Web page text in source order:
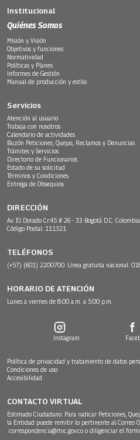
Institucional
Quiénes Somos
Misión y Visión
Objetivos y funciones
Normatividad
Políticas y Planes
Informes de Gestión
Manual de producción y estilo
Servicios
Atención al usuario
Trabaja con nosotros
Calendario de actividades
Buzón Peticiones, Quejas, Reclamos y Denuncias
Trámites y Servicios
Directorio de Funcionarios
Estado de su solicitud
Términos y Condiciones
Entrega de Obsequios
DIRECCIÓN
Av. El Dorado Cr.45 # 26 - 33 Bogotá D.C. Colombia.
Código Postal: 111321
TELÉFONOS
(+57) (601) 2200700. Línea gratuita nacional:
HORARIO DE ATENCIÓN
Lunes a viernes de 8:00 a.m. a 5:00 p.m.
Instagram
Política de privacidad y tratamiento de datos
Condiciones de uso
Accesibilidad
CONTACTO VIRTUAL
Estimado Ciudadano: Para radicar Peticiones,
la Entidad puede remitir lo pertinente al Correo
correspondencia@rtvc.gov.co o diligenciar el